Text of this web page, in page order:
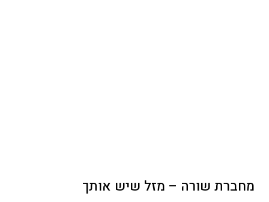
מחברת שורה – מזל שיש אותך